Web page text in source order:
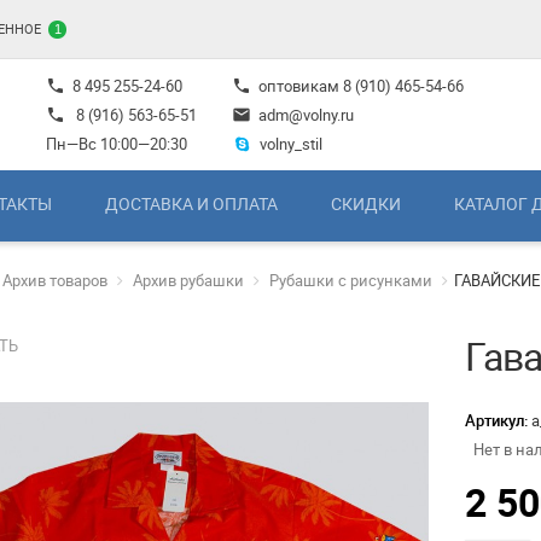
1
phone 8 495 255-24-60
phone
8 (916) 563-65-51
Пн—Вс 10:00—20:30
phone оптовикам 8 (910) 465-54-66
mail adm@volny.ru
volny_stil
ДОСТАВКА И ОПЛАТА СКИДКИ КАТАЛОГ
Архив товаров Архив рубашки Рубашки с рисунками
Артикул:
Нет в
2